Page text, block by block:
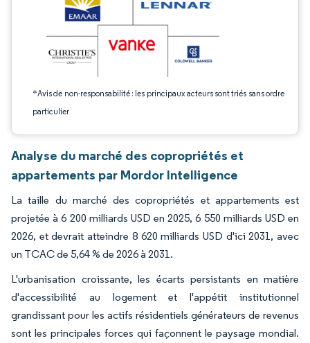
*Avis de non-responsabilité : les principaux acteurs sont triés sans ordre
particulier
Analyse du marché des copropriétés et
appartements par Mordor Intelligence
La taille du marché des copropriétés et appartements est
projetée à 6 200 milliards USD en 2025, 6 550 milliards USD en
2026, et devrait atteindre 8 620 milliards USD d'ici 2031, avec
un TCAC de 5,64 % de 2026 à 2031.
L'urbanisation croissante, les écarts persistants en matière
d'accessibilité au logement et l'appétit institutionnel
grandissant pour les actifs résidentiels générateurs de revenus
sont les principales forces qui façonnent le paysage mondial.